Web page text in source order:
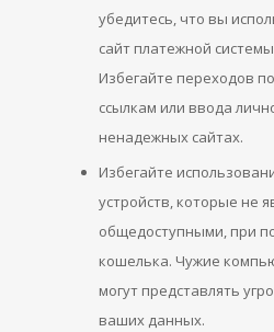
убедитесь, что вы
сайт платежной
Избегайте переходов
ссылкам или ввода
ненадежных сайтах.
Избегайте
устройств, которые не
общедоступными, при
кошелька. Чужие
могут представлять
ваших данных.